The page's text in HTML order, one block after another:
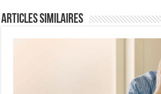
Articles similaires